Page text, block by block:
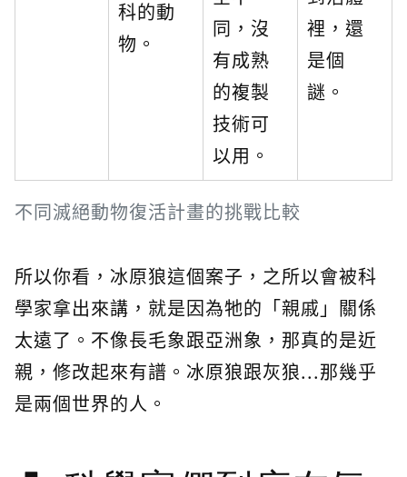
不同滅絕動物復活計畫的挑戰比較
科的動
物。
同，沒
有成熟
的複製
技術可
以用。
裡，還
是個
謎。
所以你看，冰原狼這個案子，之所以會被科
學家拿出來講，就是因為牠的「親戚」關係
太遠了。不像長毛象跟亞洲象，那真的是近
親，修改起來有譜。冰原狼跟灰狼...那幾乎
是兩個世界的人。